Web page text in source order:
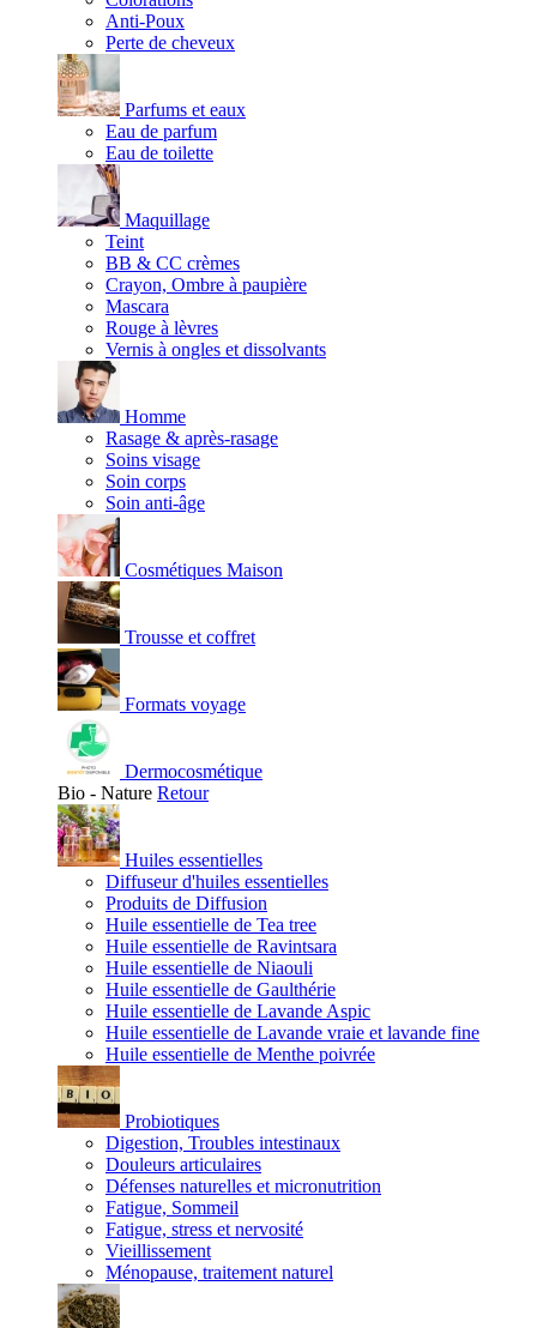
Anti-Poux
Perte de cheveux
Parfums et eaux
Eau de parfum
Eau de toilette
Maquillage
Teint
BB & CC crèmes
Crayon, Ombre à paupière
Mascara
Rouge à lèvres
Vernis à ongles et dissolvants
Homme
Rasage & après-rasage
Soins visage
Soin corps
Soin anti-âge
Cosmétiques Maison
Trousse et coffret
Formats voyage
Dermocosmétique
Bio - Nature Retour
Huiles essentielles
Diffuseur d'huiles essentielles
Produits de Diffusion
Huile essentielle de Tea tree
Huile essentielle de Ravintsara
Huile essentielle de Niaouli
Huile essentielle de Gaulthérie
Huile essentielle de Lavande Aspic
Huile essentielle de Lavande vraie et lavande fine
Huile essentielle de Menthe poivrée
Probiotiques
Digestion, Troubles intestinaux
Douleurs articulaires
Défenses naturelles et micronutrition
Fatigue, Sommeil
Fatigue, stress et nervosité
Vieillissement
Ménopause, traitement naturel